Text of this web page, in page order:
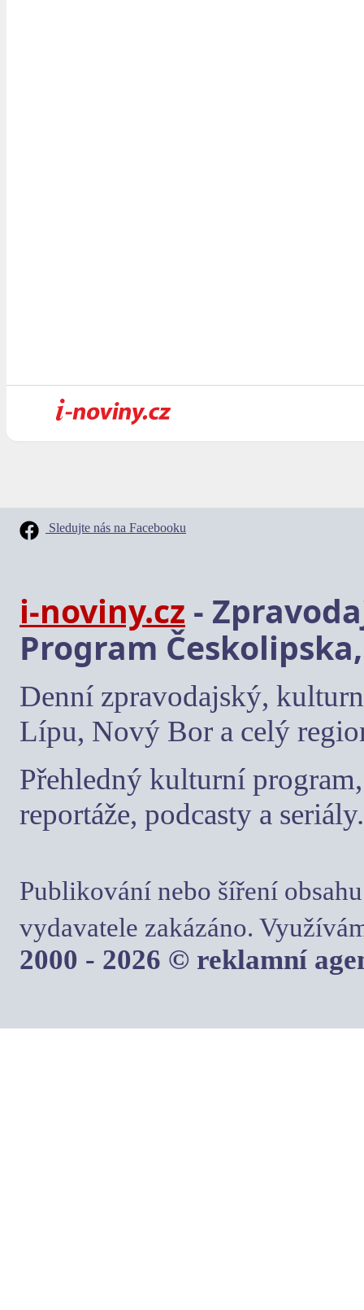
Sledujte nás na Facebooku
i-noviny.cz -
Program
Denní zpravodajský,
Lípu, Nový Bor a celý
Přehledný kulturní
reportáže, podcasty a seriály.
Publikování nebo šíření
vydavatele zakázáno.
2000 - 2026 © reklamní